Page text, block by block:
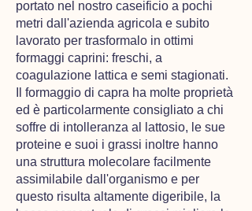
portato nel nostro caseificio a pochi
metri dall'azienda agricola e subito
lavorato per trasformalo in ottimi
formaggi caprini: freschi, a
coagulazione lattica e semi stagionati.
Il formaggio di capra ha molte proprietà
ed è ​particolarmente consigliato a chi
soffre di intolleranza al lattosio, le sue
proteine e suoi i grassi in​oltre ​hanno
una struttura molecolare facilmente
assimilabile dall'organismo e per
questo risulta altamente digeribile​, ​la ​